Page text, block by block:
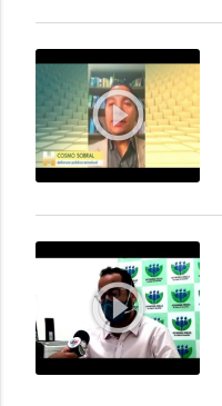
play_circle_outline
play_circle_outline